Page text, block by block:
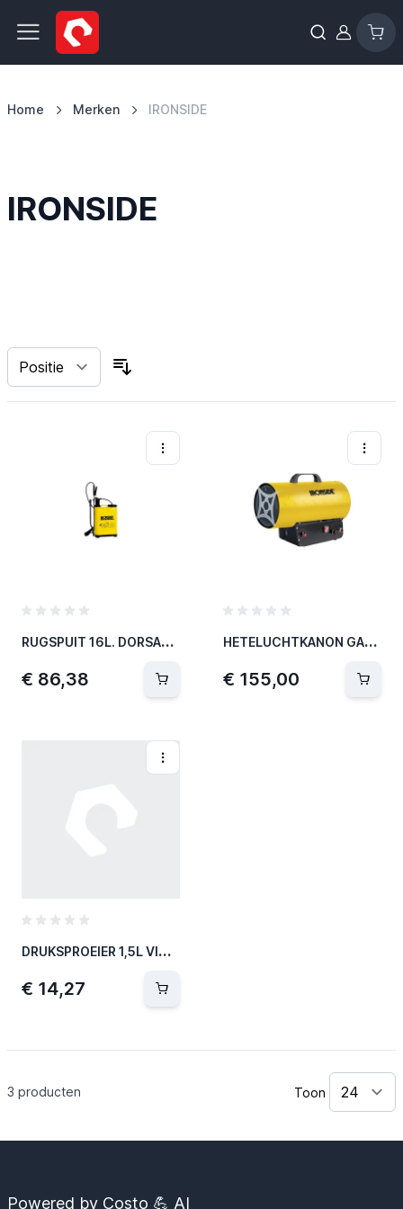
Ga naar de inhoud
Home Merken IRONSIDE
IRONSIDE
R
UGSPUIT 16L. DORSAL IRG526006 PRO
€ 86,38
H
ETELUCHTKANON GAS REGUL.PROPAAN 30KW
€ 155,00
D
RUKSPROEIER 1,5L VITON DICHTING
€ 14,27
3 producten Toon
Powered by Costo 💪 AI